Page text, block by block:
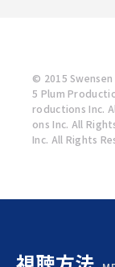
© 2015
5 Plum
roductions Inc.
ons Inc. All
Inc. All Rights